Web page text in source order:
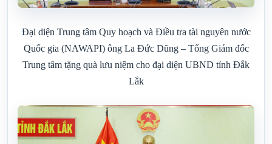
Đại diện Trung tâm Quy hoạch và Điều tra tài nguyên nước
Quốc gia (NAWAPI) ông La Đức Dũng – Tổng Giám đốc
Trung tâm tặng quà lưu niệm cho đại diện UBND tỉnh Đắk
Lắk